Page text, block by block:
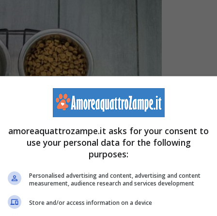
che per comunicare e capire i nostri amici a
del corpo, in quanto spesso alcuni
anche più significati. Vediamo insieme quali sono
amoreaquattrozampe.it asks for your consent to
use your personal data for the following
purposes:
Personalised advertising and content, advertising and content
measurement, audience research and services development
Store and/or access information on a device